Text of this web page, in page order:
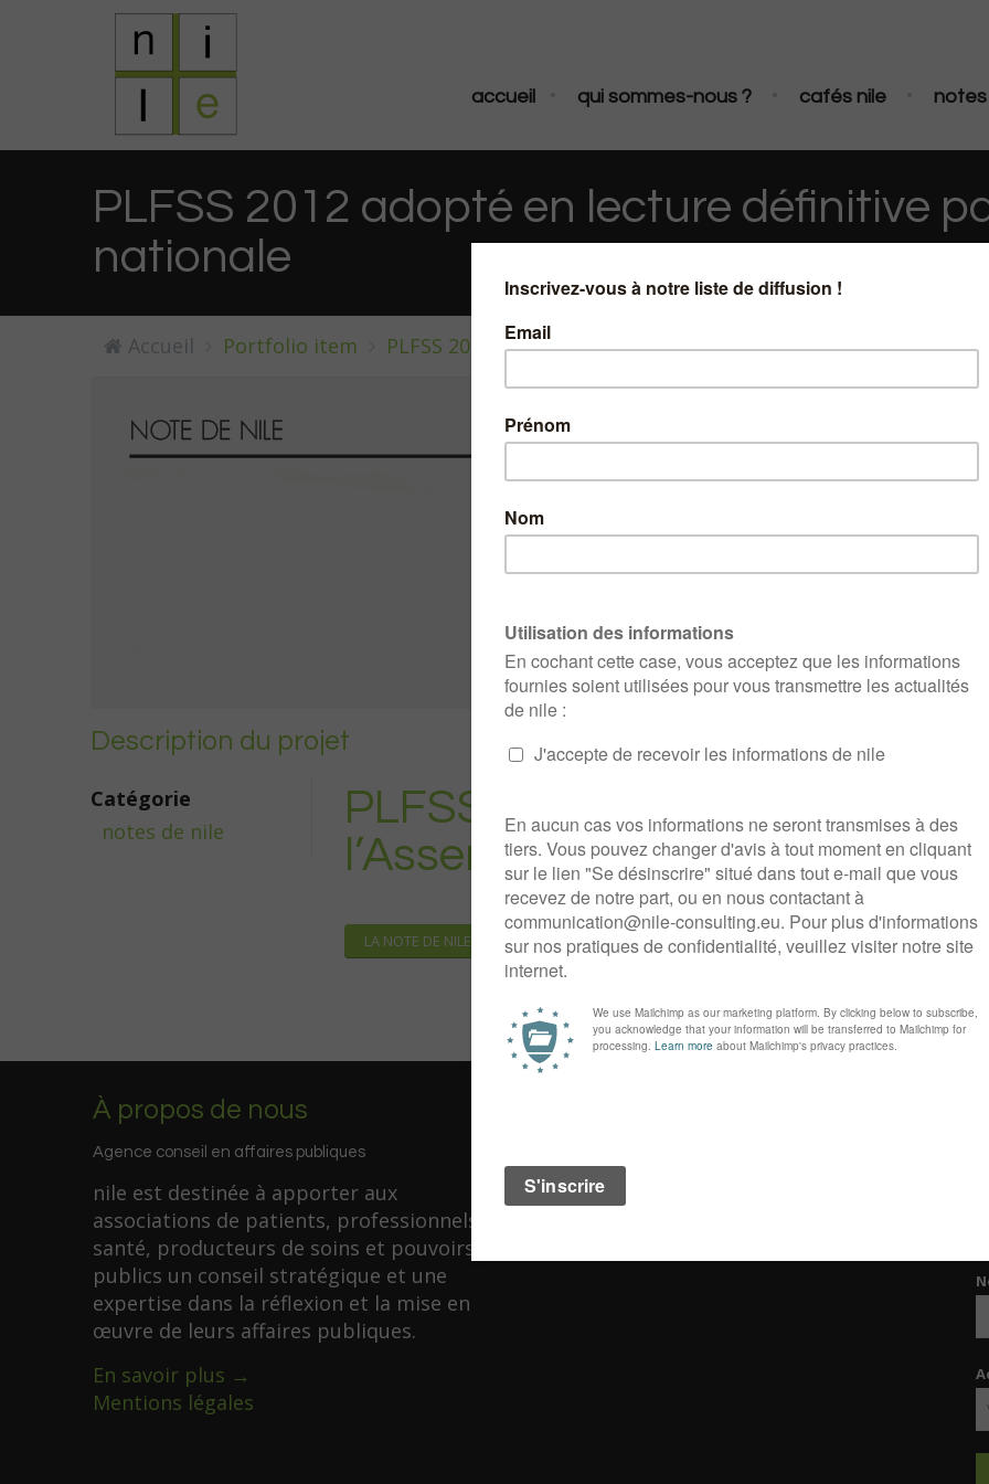
accueil qui sommes-nous ? cafés nile notes
PLFSS 2012 adopté en lecture définitive
nationale
Accueil Portfolio item PLFSS 2012 adopté en lecture définitive par l’Assemblée
Description du projet
Catégorie
notes de nile
PLFSS 2012 adopté en
l’Assemblée nationale
LA NOTE DE NILE
À propos de nous
Agence conseil en affaires publiques
nile est destinée à apporter aux
associations de patients, professionnels de
santé, producteurs de soins et pouvoirs
publics un conseil stratégique et une
expertise dans la réflexion et la mise en
œuvre de leurs affaires publiques.
En savoir plus →
Mentions légales